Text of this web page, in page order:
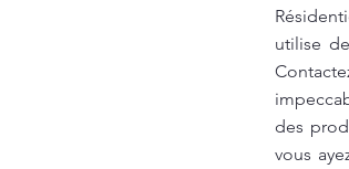
utilise
des
vous